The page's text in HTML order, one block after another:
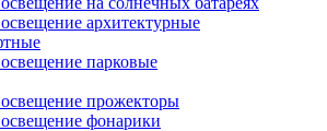
архитектурные
парковые
прожекторы
фонарики